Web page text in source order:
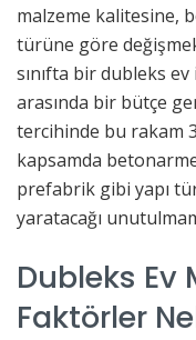
malzeme kalitesine,
türüne göre
sınıfta bir dubleks
arasında bir bütçe
tercihinde bu rakam
kapsamda
prefabrik gibi yapı
yaratacağı
Dubleks
Faktörler